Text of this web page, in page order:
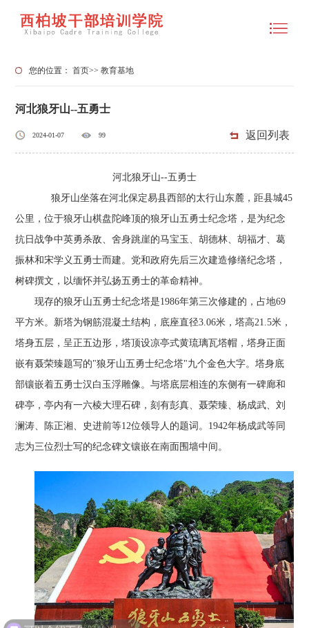
您的位置：首页>>教育基地
河北狼牙山--五勇士
2024-01-07 99 返回列表
河北狼牙山--五勇士
狼牙山坐落在河北保定易县西部的太行山东麓，距县城45
公里，位于狼牙山棋盘陀峰顶的狼牙山五勇士纪念塔，是为纪念
抗日战争中英勇杀敌、舍身跳崖的马宝玉、胡德林、胡福才、葛
振林和宋学义五勇士而建。党和政府先后三次建造修缮纪念塔，
树碑撰文，以缅怀并弘扬五勇士的革命精神。
现存的狼牙山五勇士纪念塔是1986年第三次修建的，占地69
平方米。新塔为钢筋混凝土结构，底座直径3.06米，塔高21.5米，
塔身五层，呈正五边形，塔顶设凉亭式黄琉璃瓦塔帽，塔身正面
嵌有聂荣臻题写的"狼牙山五勇士纪念塔"九个金色大字。塔身底
部镶嵌着五勇士汉白玉浮雕像。与塔底层相连的东侧有一碑廊和
碑亭，亭内有一六棱大理石碑，刻有彭真、聂荣臻、杨成武、刘
澜涛、陈正湘、史进前等12位领导人的题词。1942年杨成武等同
志为三位烈士写的纪念碑文镶嵌在南面围墙中间。
可以介绍下你们的课程吗？